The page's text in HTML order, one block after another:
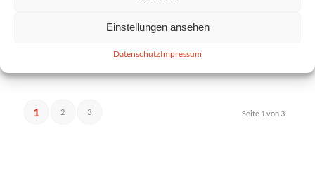
Einstellungen ansehen
DatenschutzImpressum
ORG HALTER STOßSTANGE HINTEN LINKS – AUDI
A2 # 8Z0807375B
17,85€
Seite 1 von 3
1 2 3